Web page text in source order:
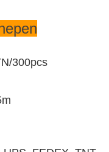
300pcs